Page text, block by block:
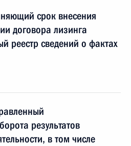
срок внесения
договора лизинга
реестр сведений о фактах
результатов
в том числе